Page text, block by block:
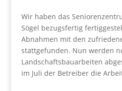
Wir haben das
Sögel bezugsfertig
Abnahmen mit den
stattgefunden. Nun werden
Landschaftsbauarbeiten
im Juli der Betreiber die